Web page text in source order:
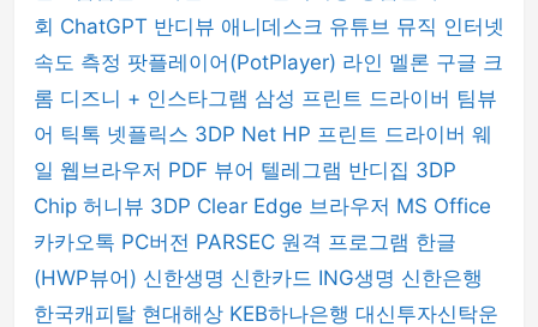
회 ChatGPT 반디뷰 애니데스크 유튜브 뮤직 인터넷
속도 측정 팟플레이어(PotPlayer) 라인 멜론 구글 크
롬 디즈니 + 인스타그램 삼성 프린트 드라이버 팀뷰
어 틱톡 넷플릭스 3DP Net HP 프린트 드라이버 웨
일 웹브라우저 PDF 뷰어 텔레그램 반디집 3DP
Chip 허니뷰 3DP Clear Edge 브라우저 MS Office
카카오톡 PC버전 PARSEC 원격 프로그램 한글
(HWP뷰어) 신한생명 신한카드 ING생명 신한은행
한국캐피탈 현대해상 KEB하나은행 대신투자신탁운